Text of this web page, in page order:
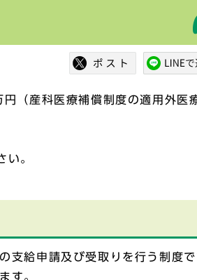
（産科医療補償制度の適用外医
い。
支給申請及び受取りを行う制度
す。